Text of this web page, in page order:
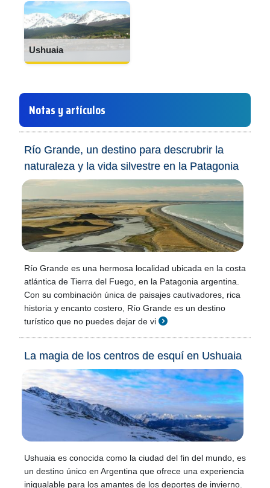
Ushuaia
Notas y artículos
Río Grande, un destino para descrubrir la
naturaleza y la vida silvestre en la Patagonia
Río Grande es una hermosa localidad ubicada en la costa
atlántica de Tierra del Fuego, en la Patagonia argentina.
Con su combinación única de paisajes cautivadores, rica
historia y encanto costero, Río Grande es un destino
turístico que no puedes dejar de vi
La magia de los centros de esquí en Ushuaia
Ushuaia es conocida como la ciudad del fin del mundo, es
un destino único en Argentina que ofrece una experiencia
inigualable para los amantes de los deportes de invierno.